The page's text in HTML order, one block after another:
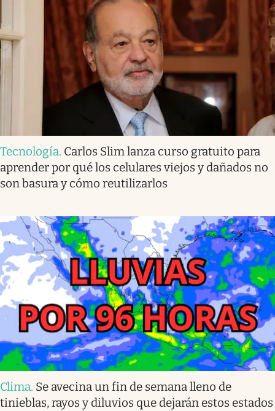
Tecnología. Carlos Slim lanza curso gratuito para
aprender por qué los celulares viejos y dañados no
son basura y cómo reutilizarlos
Clima. Se avecina un fin de semana lleno de
tinieblas, rayos y diluvios que dejarán estos estados